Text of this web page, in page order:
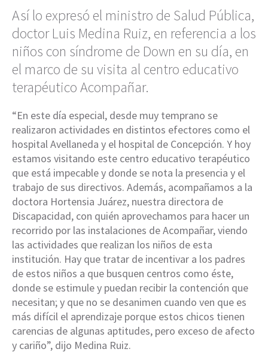
Así lo expresó el ministro de Salud Pública,
doctor Luis Medina Ruiz, en referencia a los
niños con síndrome de Down en su día, en
el marco de su visita al centro educativo
terapéutico Acompañar.
“En este día especial, desde muy temprano se
realizaron actividades en distintos efectores como el
hospital Avellaneda y el hospital de Concepción. Y hoy
estamos visitando este centro educativo terapéutico
que está impecable y donde se nota la presencia y el
trabajo de sus directivos. Además, acompañamos a la
doctora Hortensia Juárez, nuestra directora de
Discapacidad, con quién aprovechamos para hacer un
recorrido por las instalaciones de Acompañar, viendo
las actividades que realizan los niños de esta
institución. Hay que tratar de incentivar a los padres
de estos niños a que busquen centros como éste,
donde se estimule y puedan recibir la contención que
necesitan; y que no se desanimen cuando ven que es
más difícil el aprendizaje porque estos chicos tienen
carencias de algunas aptitudes, pero exceso de afecto
y cariño”, dijo Medina Ruiz.